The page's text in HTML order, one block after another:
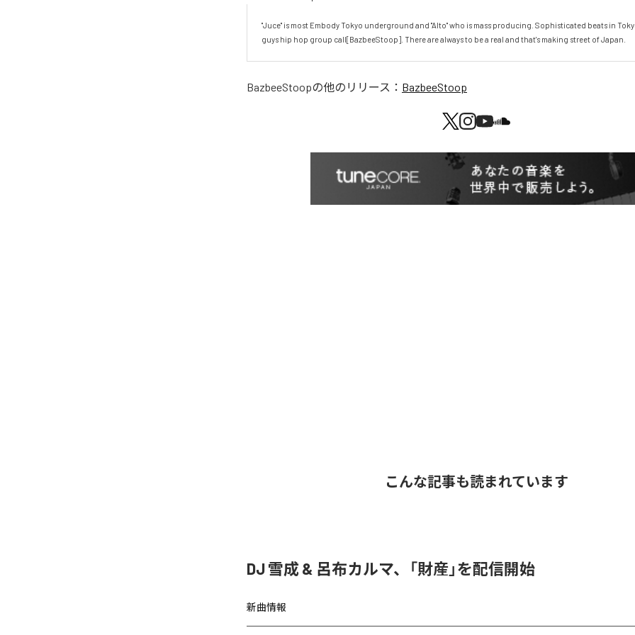
"Juce" is most Embody Tokyo underground and "Alto" who is mass producing. Sophisticated beats in
guys hip hop group call[BazbeeStoop]. There are always to be a real and that's making street of Japan.
BazbeeStoopの他のリリース： BazbeeStoop
こんな記事も読まれています
DJ 雪成 & 呂布カルマ、「財産」を配信開始
新曲情報